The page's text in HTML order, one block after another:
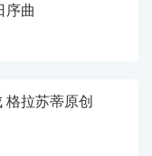
序曲
拉苏蒂原创